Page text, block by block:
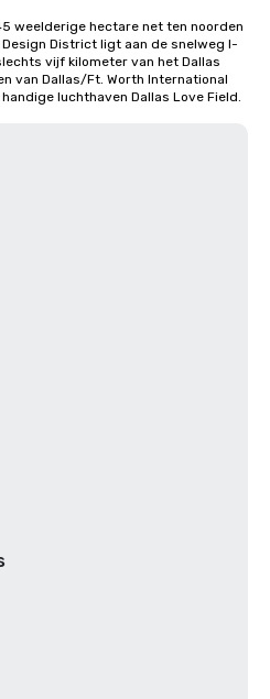
weelderige hectare net ten noorden
District ligt aan de snelweg I-
vijf kilometer van het Dallas
van Dallas/Ft. Worth International
luchthaven Dallas Love Field.